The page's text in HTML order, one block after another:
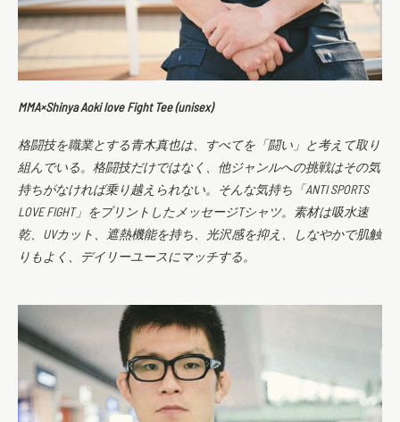
MMA×Shinya Aoki love Fight Tee (unisex)
格闘技を職業とする青木真也は、すべてを「闘い」と考えて取り
組んでいる。格闘技だけではなく、他ジャンルへの挑戦はその気
持ちがなければ乗り越えられない。そんな気持ち「ANTI SPORTS
LOVE FIGHT」をプリントしたメッセージTシャツ。素材は吸水速
乾、UVカット、遮熱機能を持ち、光沢感を抑え、しなやかで肌触
りもよく、デイリーユースにマッチする。